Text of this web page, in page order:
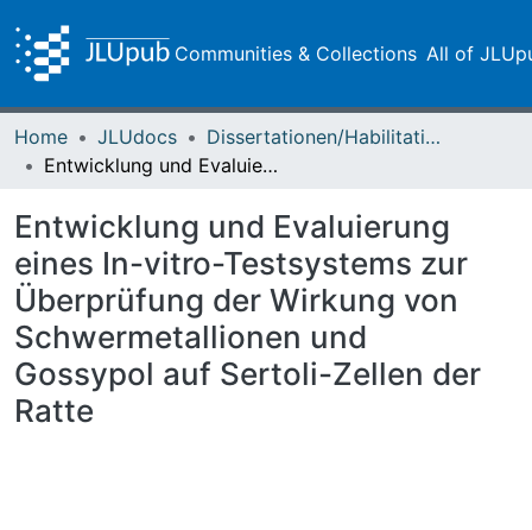
Communities & Collections All of
Home JLUdocs
Dissertationen/Habilitationen
Entwicklung und Evaluierung eines In-vitro-Testsystems zur Überprüfung der Wirkung von Schwermetallionen und Gossypol auf Sertoli-Zellen der Ratte
Entwicklung und Evaluierung
eines In-vitro-Testsystems zur
Überprüfung der Wirkung von
Schwermetallionen und
Gossypol auf Sertoli-Zellen der
Ratte